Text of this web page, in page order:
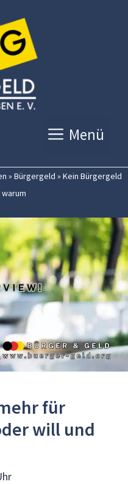
Menü
» Bürgergeld » Kein Bürgergeld
für
will und